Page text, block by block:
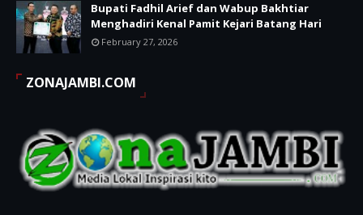
Bupati Fadhil Arief dan Wabup Bakhtiar
Menghadiri Kenal Pamit Kejari Batang Hari
February 27, 2026
ZONAJAMBI.COM